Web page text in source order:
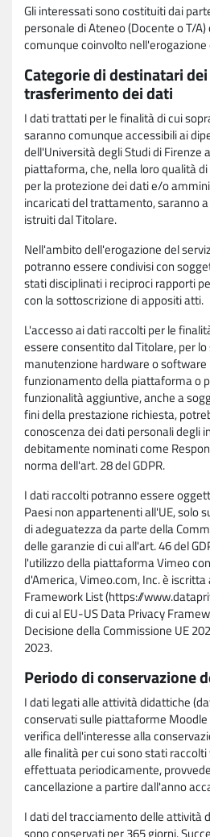
Gli interessati sono costituiti dai
personale di Ateneo (Docente o T/
comunque coinvolto
Categorie di destinatari
trasferimento dei dati
I dati trattati per le finalità di cui
saranno comunque accessibili ai
dell'Università degli Studi di Firenze
piattaforma, che, nella loro qualità
per la protezione dei dati e/o
incaricati del trattamento, saranno
istruiti dal Titolare.
Nell'ambito dell'erogazione del
potranno essere condivisi con
stati disciplinati i reciproci rapporti
con la sottoscrizione di appositi atti.
L'accesso ai dati raccolti per le
essere consentito dal Titolare, per
manutenzione hardware o software
funzionamento della piattaforma o
funzionalità aggiuntive, anche a
fini della prestazione richiesta,
conoscenza dei dati personali degli
debitamente nominati come
norma dell'art. 28 del GDPR.
I dati raccolti potranno essere
Paesi non appartenenti all'UE, solo
di adeguatezza da parte della
delle garanzie di cui all'art. 46 del
l'utilizzo della piattaforma Vimeo
d'America, Vimeo.com, Inc. è
Framework List (https://
di cui al EU-US Data Privacy
Decisione della Commissione UE
2023.
Periodo di conservazione
I dati legati alle attività didattiche
conservati sulle piattaforme Moodle
verifica dell'interesse alla
alle finalità per cui sono stati
effettuata periodicamente,
cancellazione a partire dall'anno
I dati del tracciamento delle attività
sono conservati per 365 giorni.